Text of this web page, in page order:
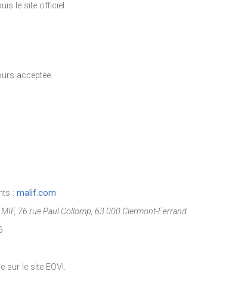
le site officiel.
acceptée.
:malif.com
76 rue Paul Collomp, 63 000 Clermont-Ferrand
sur le site EOVI.